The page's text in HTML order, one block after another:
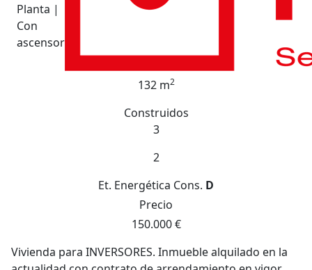
Planta |
Con
ascensor
132 m2
Construidos
3
2
Et. Energética Cons. D
Precio
150.000 €
Vivienda para INVERSORES. Inmueble alquilado en la